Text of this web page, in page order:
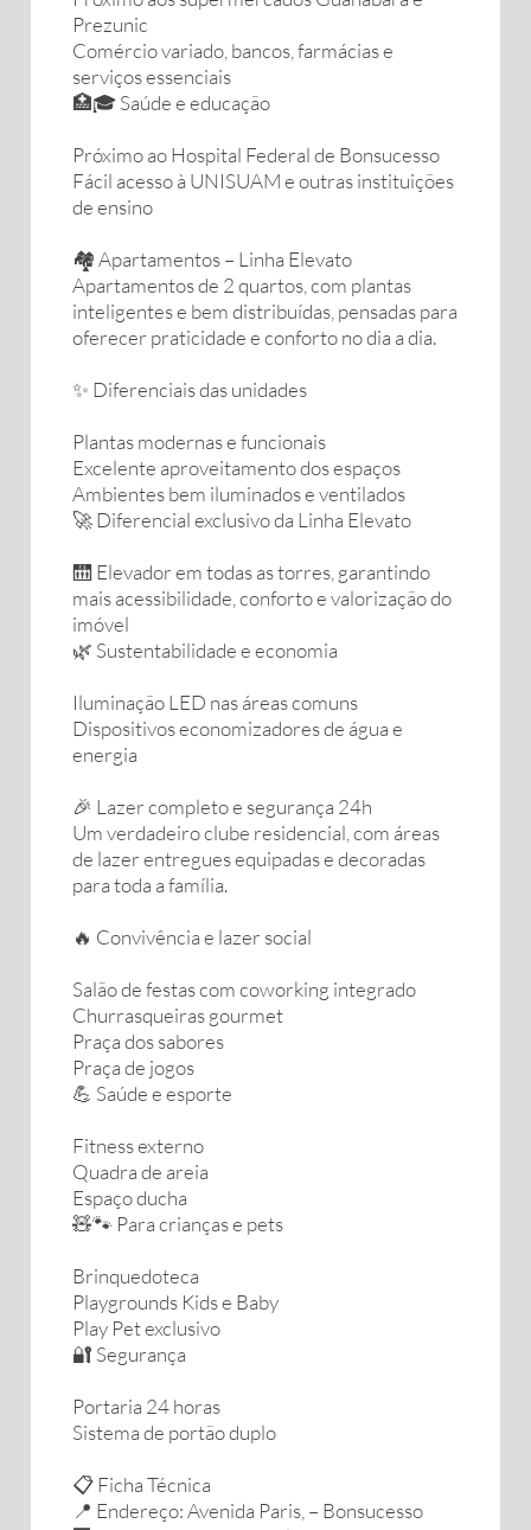
Prezunic
Comércio variado, bancos, farmácias e
serviços essenciais
🏥🎓 Saúde e educação
Próximo ao Hospital Federal de Bonsucesso
Fácil acesso à UNISUAM e outras instituições
de ensino
🏘️ Apartamentos – Linha Elevato
Apartamentos de 2 quartos, com plantas
inteligentes e bem distribuídas, pensadas para
oferecer praticidade e conforto no dia a dia.
✨ Diferenciais das unidades
Plantas modernas e funcionais
Excelente aproveitamento dos espaços
Ambientes bem iluminados e ventilados
🚀 Diferencial exclusivo da Linha Elevato
🛗 Elevador em todas as torres, garantindo
mais acessibilidade, conforto e valorização do
imóvel
🌿 Sustentabilidade e economia
Iluminação LED nas áreas comuns
Dispositivos economizadores de água e
energia
🎉 Lazer completo e segurança 24h
Um verdadeiro clube residencial, com áreas
de lazer entregues equipadas e decoradas
para toda a família.
🔥 Convivência e lazer social
Salão de festas com coworking integrado
Churrasqueiras gourmet
Praça dos sabores
Praça de jogos
💪 Saúde e esporte
Fitness externo
Quadra de areia
Espaço ducha
🧸🐾 Para crianças e pets
Brinquedoteca
Playgrounds Kids e Baby
Play Pet exclusivo
🔐 Segurança
Portaria 24 horas
Sistema de portão duplo
📋 Ficha Técnica
📍 Endereço: Avenida Paris, – Bonsucesso